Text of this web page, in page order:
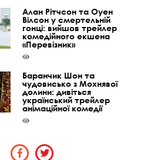
Алан Рітчсон та Оуен
Вілсон у смертельній
гонці: вийшов трейлер
комедійного екшена
«Перевізник»
Баранчик Шон та
чудовисько з Мохнявої
долини: дивіться
український трейлер
анімаційної комедії